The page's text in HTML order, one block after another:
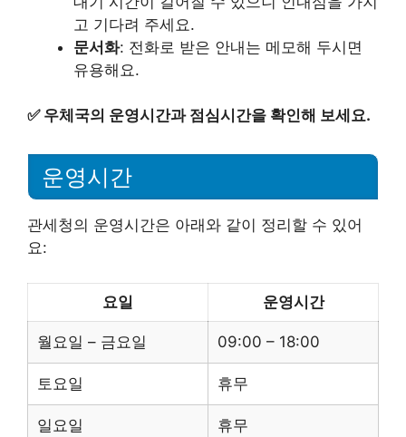
고 기다려 주세요.
문서화: 전화로 받은 안내는 메모해 두시면
유용해요.
✅ 우체국의 운영시간과 점심시간을 확인해 보세요.
운영시간
관세청의 운영시간은 아래와 같이 정리할 수 있어
요:
요일 운영시간
월요일 – 금요일 09:00 – 18:00
토요일 휴무
일요일 휴무